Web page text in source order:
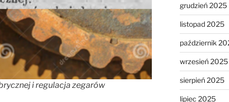
i regulacja zegarów
grudzień 2025
listopad 2025
październik
wrzesień 2025
sierpień 2025
lipiec 2025